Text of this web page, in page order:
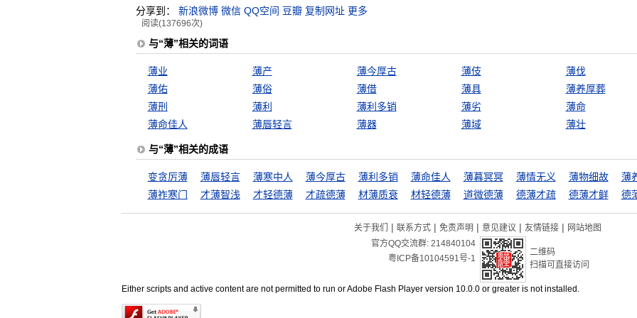
分享到： 新浪微博 微信 QQ空间 豆瓣 复制网址 更多
阅读(137696次)
与“薄”相关的词语
薄业 薄产 薄今厚古 薄伎
薄伐
薄佑
薄俗 薄借 薄具
薄养厚葬
薄刑
薄利 薄利多销 薄劣
薄命
薄命佳人
薄唇轻言 薄器 薄域 薄壮
与“薄”相关的成语
变贪厉薄 薄唇轻言 薄寒中人 薄今厚古 薄利多销 薄命佳人 薄暮冥冥 薄情无义 薄物细故
薄
薄祚寒门
才薄智浅 才轻德薄 才疏德薄 材薄质衰 材轻德薄 道微德薄 德薄才疏 德薄才鲜 德
关于我们 | 联系方式 | 免责声明 | 意见建议 | 友情链接 | 网站地图
官方QQ交流群: 214840104
粤ICP备10104591号-1
二维码
扫描可直接访问
Either scripts and active content are not permitted to run or Adobe Flash Player version 10.0.0 or greater is not installed.